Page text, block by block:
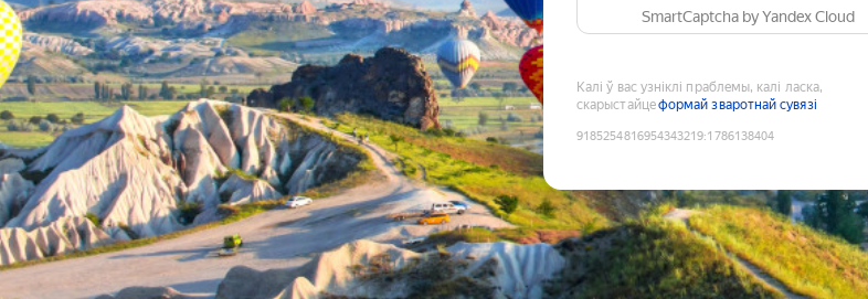
SmartCaptcha by Yandex Cloud
Калі ў вас узніклі праблемы, калі ласка,
скарыстайцеформай зваротнай сувязі
9185254816954343219:1786138404